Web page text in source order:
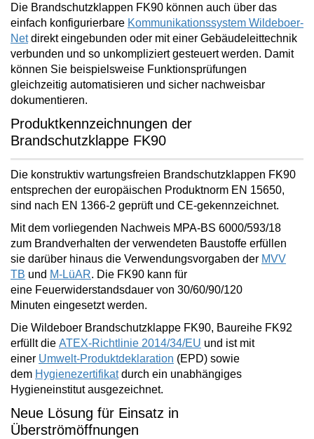
Die Brandschutzklappen FK90 können auch über das
einfach konfigurierbare Kommunikationssystem Wildeboer-
Net direkt eingebunden oder mit einer Gebäudeleittechnik
verbunden und so unkompliziert gesteuert werden. Damit
können Sie beispielsweise Funktionsprüfungen
gleichzeitig automatisieren und sicher nachweisbar
dokumentieren.
Produktkennzeichnungen der
Brandschutzklappe FK90
Die konstruktiv wartungsfreien Brandschutzklappen FK90
entsprechen der europäischen Produktnorm EN 15650,
sind nach EN 1366-2 geprüft und CE-gekennzeichnet.
Mit dem vorliegenden Nachweis MPA-BS 6000/593/18
zum Brandverhalten der verwendeten Baustoffe erfüllen
sie darüber hinaus die Verwendungsvorgaben der MVV
TB und M-LüAR. Die FK90 kann für
eine Feuerwiderstandsdauer von 30/60/90/120
Minuten eingesetzt werden.
Die Wildeboer Brandschutzklappe FK90, Baureihe FK92
erfüllt die ATEX-Richtlinie 2014/34/EU und ist mit
einer Umwelt-Produktdeklaration (EPD) sowie
dem Hygienezertifikat durch ein unabhängiges
Hygieneinstitut ausgezeichnet.
Neue Lösung für Einsatz in
Überströmöffnungen